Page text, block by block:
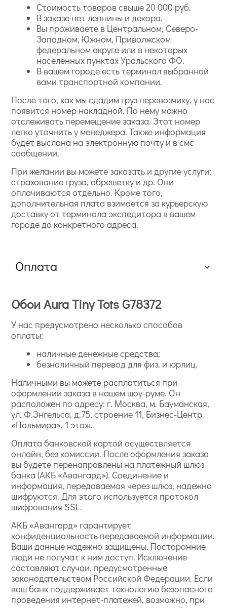
Стоимость товаров свыше 20 000 руб.
В заказе нет лепнины и декора.
Вы проживаете в Центральном, Северо-
Западном, Южном, Приволжском
федеральном округе или в некоторых
населенных пунктах Уральского ФО.
В вашем городе есть терминал выбранной
вами транспортной компании.
После того, как мы сдадим груз перевозчику, у нас
появится номер накладной. По нему можно
отслеживать перемещение заказа. Этот номер
легко уточнить у менеджера. Также информация
будет выслана на электронную почту и в смс
сообщении.
При желании вы можете заказать и другие услуги:
страхование груза, обрешетку и др. Они
оплачиваются отдельно. Кроме того,
дополнительная плата взимается за курьерскую
доставку от терминала экспедитора в вашем
городе до конкретного адреса.
Оплата
Обои Aura Tiny Tots G78372
У нас предусмотрено несколько способов
оплаты:
наличные денежные средства;
безналичный перевод для физ. и юрлиц.
Наличными вы можете расплатиться при
оформлении заказа в нашем шоу-руме. Он
расположен по адресу: г. Москва, м. Бауманская,
ул. Ф.Энгельса, д.75, строение 11, Бизнес-Центр
«Пальмира», 1 этаж.
Оплата банковской картой осуществляется
онлайн, без комиссии. После оформления заказа
вы будете перенаправлены на платежный шлюз
банка (АКБ «Авангард»). Соединение и
информация, передаваемая через шлюз, надежно
шифруются. Для этого используется протокол
шифрования SSL.
АКБ «Авангард» гарантирует
конфиденциальность передаваемой информации.
Ваши данные надежно защищены. Посторонние
люди не получат к ним доступ. Исключение
составляют случаи, предусмотренные
законодательством Российской Федерации. Если
ваш банк поддерживает технологию безопасного
проведения интернет-платежей, возможно, при